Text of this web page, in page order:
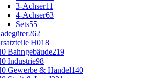
3-Achser11
4-Achser63
Sets55
262
H018
Bahngebäude219
Industrie98
Gewerbe & Handel140